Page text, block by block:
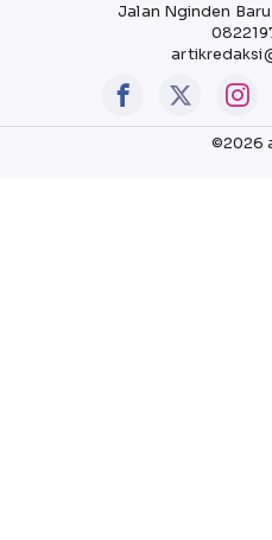
Jalan Nginden
©2026